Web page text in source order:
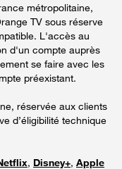
métropolitaine,
TV sous réserve
L'accès au
d'un compte auprès
se faire avec les
préexistant.
réservée aux clients
d’éligibilité technique
, Disney+, Apple